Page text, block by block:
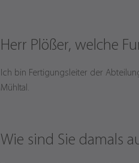
Herr Plößer, welche
Ich bin Fertigungsleiter der
Mühltal.
Wie sind Sie damals